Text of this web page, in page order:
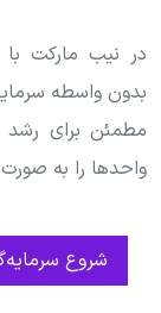
در نیب مارکت با
بدون واسطه
مطمئن برای
واحدها را به
شروع